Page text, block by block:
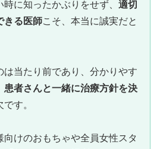
時に知ったかぶりをせず、適切
きる医師こそ、本当に誠実だと
は当たり前であり、分かりやす
患者さんと一緒に治療方針を決
す。
向けのおもちゃや全員女性スタ